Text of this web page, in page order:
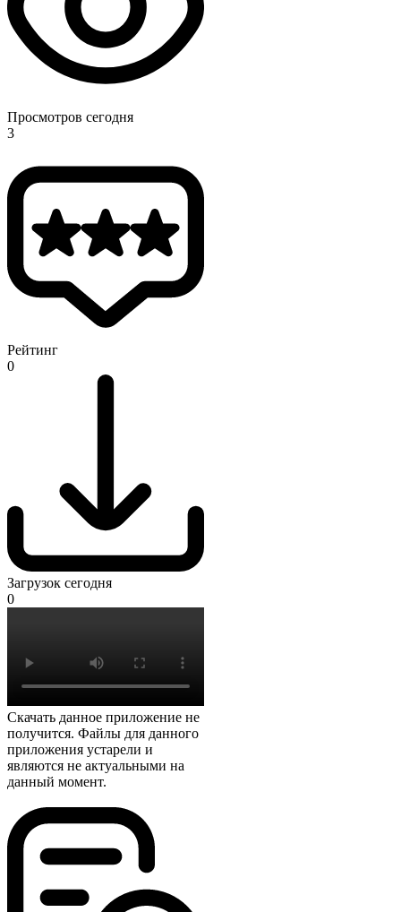
Просмотров сегодня
3
Рейтинг
0
Загрузок сегодня
0
Скачать данное приложение не
получится. Файлы для данного
приложения устарели и
являются не актуальными на
данный момент.